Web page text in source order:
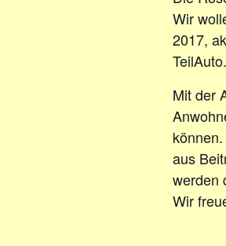
Wir
2017,
Mit der
aus
werden
Wir